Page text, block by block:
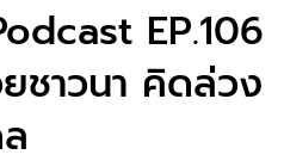
EP.106
ชาวนา คิดล่วง